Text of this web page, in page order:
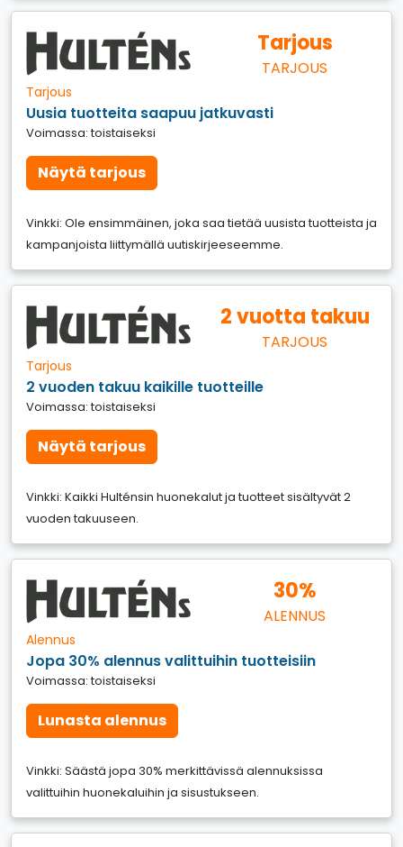
Tarjous
TARJOUS
Tarjous
Uusia tuotteita saapuu jatkuvasti
Voimassa: toistaiseksi
Näytä tarjous
Vinkki: Ole ensimmäinen, joka saa tietää uusista tuotteista ja
kampanjoista liittymällä uutiskirjeeseemme.
2 vuotta takuu
TARJOUS
Tarjous
2 vuoden takuu kaikille tuotteille
Voimassa: toistaiseksi
Näytä tarjous
Vinkki: Kaikki Hulténsin huonekalut ja tuotteet sisältyvät 2
vuoden takuuseen.
30%
ALENNUS
Alennus
Jopa 30% alennus valittuihin tuotteisiin
Voimassa: toistaiseksi
Lunasta alennus
Vinkki: Säästä jopa 30% merkittävissä alennuksissa
valittuihin huonekaluihin ja sisustukseen.